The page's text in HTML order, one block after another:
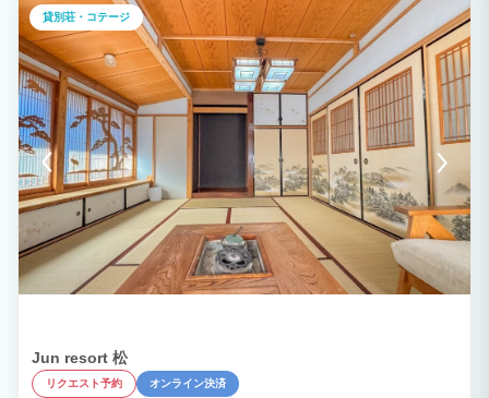
です。成田国際空港まで47kmです。
貸別荘・コテージ
Jun resort 松
リクエスト予約 オンライン決済